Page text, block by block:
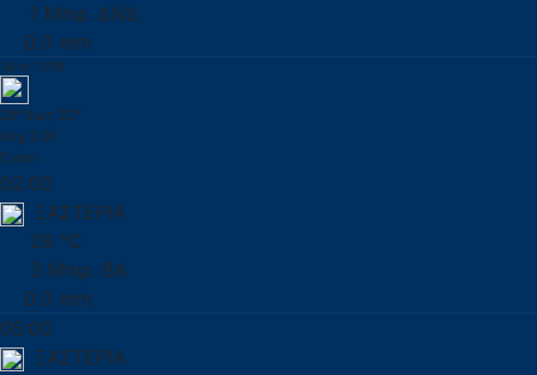
1 Μπφ. ΔΝΔ
0.0 mm
Τρίτη 11/08
28° έως 32°
Avg 3 Bf
0 mm
02:00
ΞΑΣΤΕΡΙΑ
28 °C
3 Μπφ. ΒΑ
0.0 mm
05:00
ΞΑΣΤΕΡΙΑ